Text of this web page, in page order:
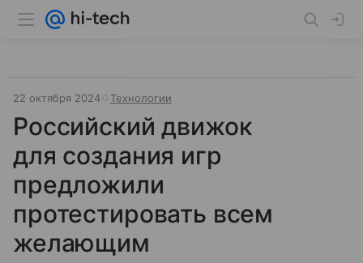
22 октября 2024 Технологии
Российский движок
для создания игр
предложили
протестировать всем
желающим